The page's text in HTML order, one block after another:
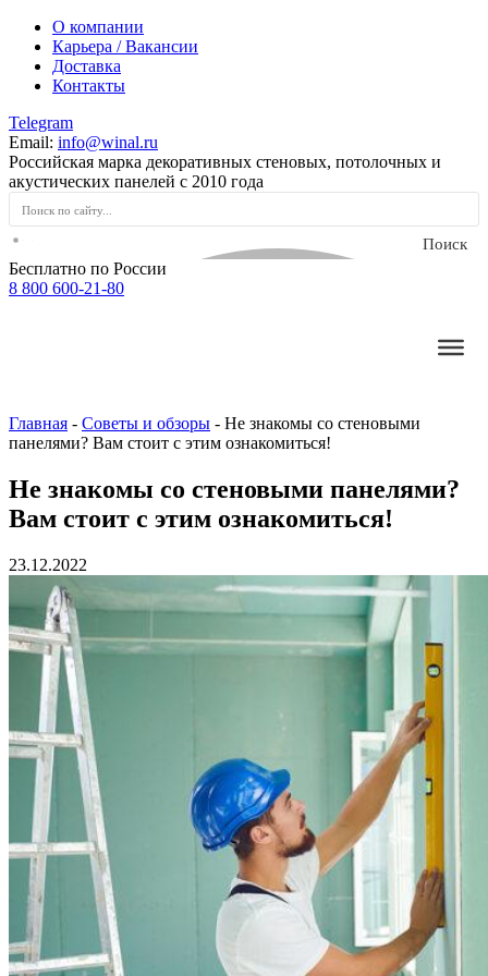
О компании
Карьера / Вакансии
Доставка
Контакты
Telegram
Email: info@winal.ru
Российская марка декоративных стеновых, потолочных и
акустических панелей с 2010 года
Поиск
Бесплатно по России
8 800 600-21-80
Главная - Советы и обзоры - Не знакомы со стеновыми
панелями? Вам стоит с этим ознакомиться!
Не знакомы со стеновыми панелями?
Вам стоит с этим ознакомиться!
23.12.2022